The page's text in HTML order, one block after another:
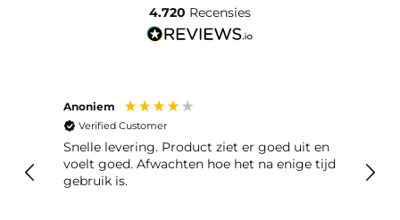
4.720 Recensies
Anoniem
Verified Customer
Snelle levering. Product ziet er goed uit en
voelt goed. Afwachten hoe het na enige tijd
gebruik is.